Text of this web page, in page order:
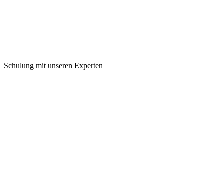
Schulung mit unseren Experten